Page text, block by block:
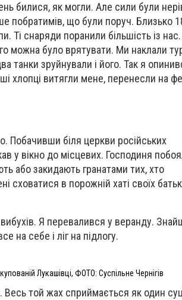
билися, як могли. Але сили були
побратимів, що були поруч. Близько
Ті снаряди поранили більшість із
можна було врятувати. Ми наклали
танки зруйнували і його. Так я
хлопці витягли мене, перенесли на
Побачивши біля церкви російських
у вікно до місцевих. Господиня
або закидають гранатами тих, хто
сховатися в порожній хаті своїх
Я перевалився у веранду.
на себе і ліг на підлогу.
Лукашівці, ФОТО: Суспільне Чернігів
той жах сприймається як один